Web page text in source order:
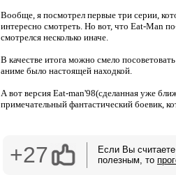
Вообще, я посмотрел первые три серии,
интересно смотреть. Но вот, что Eat-Man
смотрелся несколько иначе.
В качестве итога можно смело
аниме было настоящей находкой.
А вот версия Eat-man'98(сделанная уже
примечательный фантастический боевик,
+27
Если Вы
полезным, то